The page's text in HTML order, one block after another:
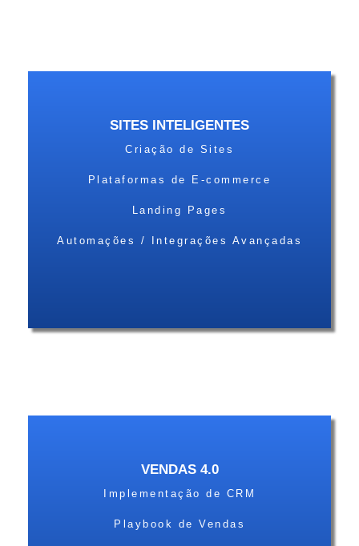
SITES INTELIGENTES
Criação de Sites
Plataformas de E-commerce
Landing Pages
Automações / Integrações Avançadas
VENDAS 4.0
Implementação de CRM
Playbook de Vendas